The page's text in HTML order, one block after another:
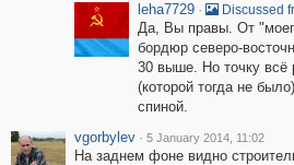
leha7729 · Discussed
Да, Вы правы. От
бордюр северо-
30 выше. Но точку всё
(которой тогда не
спиной.
vgorbylev · 5 January 2014, 11:02
На заднем фоне видно